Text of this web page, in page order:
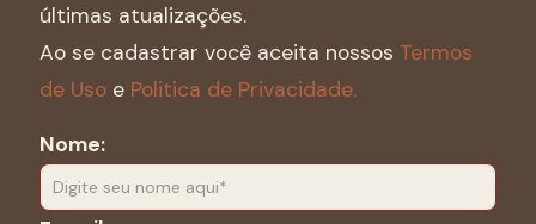
últimas atualizações.
Ao se cadastrar você aceita nossos Termos
de Uso e Politica de Privacidade.
Nome: